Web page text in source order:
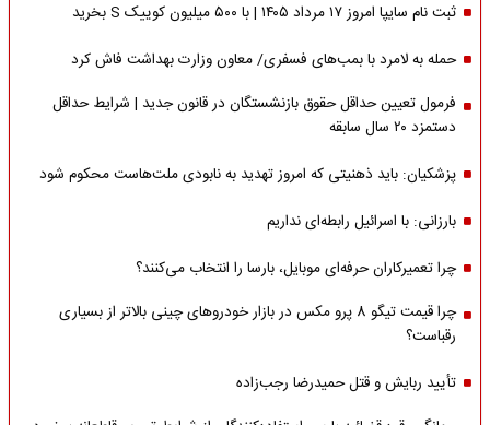
ثبت نام سایپا امروز ۱۷ مرداد ۱۴۰۵ | با ۵۰۰ میلیون کوییک S بخرید
حمله به لامرد با بمب‌های فسفری/ معاون وزارت بهداشت فاش کرد
فرمول تعیین حداقل حقوق بازنشستگان در قانون جدید | شرایط حداقل
دستمزد ۲۰ سال سابقه
پزشکیان: باید ذهنیتی که امروز تهدید به نابودی ملت‌هاست محکوم شود
بارزانی: با اسرائیل رابطه‌ای نداریم
چرا تعمیرکاران حرفه‌ای موبایل، بارسا را انتخاب می‌کنند؟
چرا قیمت تیگو 8 پرو مکس در بازار خودروهای چینی بالاتر از بسیاری
رقباست؟
تأیید ربایش و قتل حمیدرضا رجب‌زاده